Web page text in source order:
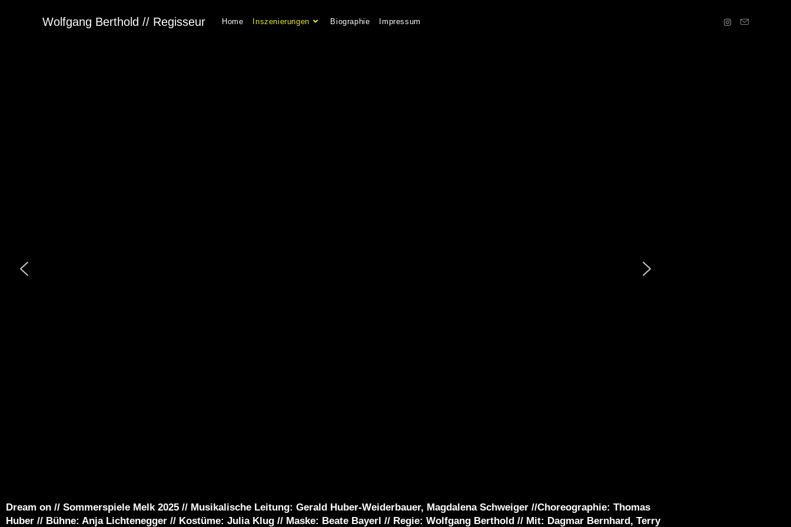
Wolfgang Berthold // Regisseur Home Inszenierungen Biographie Impressum
Dream on // Sommerspiele Melk 2025 // Musikalische Leitung: Gerald Huber-Weiderbauer, Magdalena Schweiger //Choreographie: Thomas
Huber // Bühne: Anja Lichtenegger // Kostüme: Julia Klug // Maske: Beate Bayerl // Regie: Wolfgang Berthold // Mit: Dagmar Bernhard, Terry